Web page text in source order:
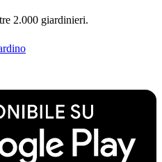
2.000 giardinieri.